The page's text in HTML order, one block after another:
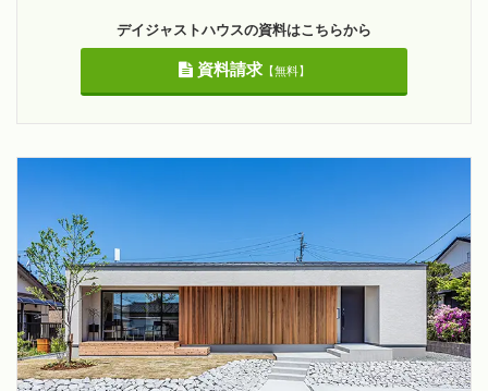
デイジャストハウスの資料はこちらから
資料請求【無料】